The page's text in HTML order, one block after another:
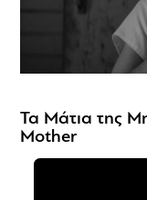
Τα Μάτια της
Mother